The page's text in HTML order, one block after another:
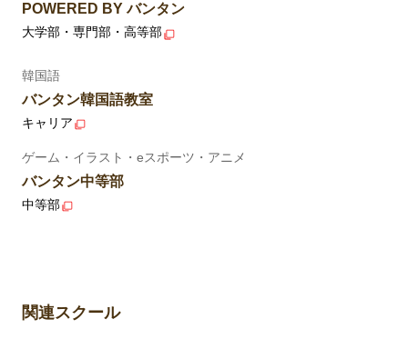
POWERED BY バンタン
大学部・専門部・高等部
韓国語
バンタン韓国語教室
キャリア
ゲーム・イラスト・eスポーツ・アニメ
バンタン中等部
中等部
関連スクール